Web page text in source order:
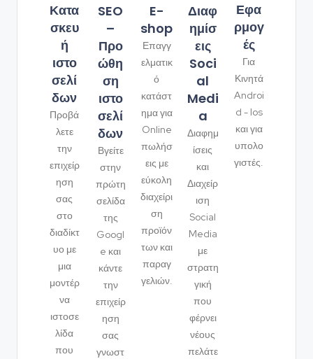
Κατα
σκευ
ή
ιστο
σελί
δων
Προβά
λετε
την
επιχείρ
ηση
σας
στο
διαδίκτ
υο με
μια
μοντέρ
να
ιστοσε
λίδα
που
SEO
–
Προ
ώθη
ση
ιστο
σελί
δων
Βγείτε
στην
πρώτη
σελίδα
της
Googl
e και
κάντε
την
επιχείρ
ηση
σας
γνωστ
E-
shop
Επαγγ
ελματικ
ό
κατάστ
ημα για
Online
πωλήσ
εις με
εύκολη
διαχείρι
ση
προϊόν
των και
παραγ
γελιών.
Διαφ
ημίσ
εις
Soci
al
Medi
a
Διαφημ
ίσεις
και
Διαχείρ
ιση
Social
Media
με
στρατη
γική
που
φέρνει
νέους
πελάτε
Εφα
ρμογ
ές
Για
Κινητά
Androi
d - Ios
και για
υπολο
γιστές.